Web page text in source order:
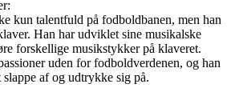
kun talentfuld på fodboldbanen, men han
Han har udviklet sine musikalske
forskellige musikstykker på klaveret.
uden for fodboldverdenen, og han
slappe af og udtrykke sig på.